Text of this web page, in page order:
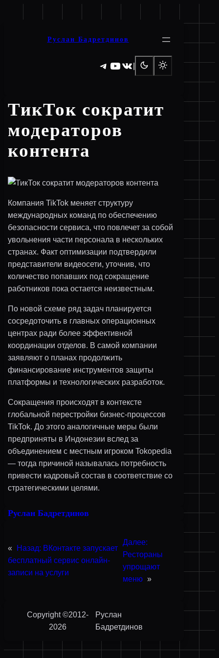
Руслан Бадретдинов
Telegram YouTube ВКонтакте |
ТикТок сократит
модераторов
контента
Компания TikTok меняет структуру
международных команд по обеспечению
безопасности сервиса, что повлечет за собой
увольнения части персонала в нескольких
странах. Факт оптимизации подтвердили
представители видеосети, уточнив, что
количество попавших под сокращение
работников пока остается неизвестным.
По новой схеме ряд задач планируется
сосредоточить в главных операционных
центрах ради более эффективной
координации отделов. В самой компании
заявляют о планах продолжить
финансирование инструментов защиты
платформы и технологических разработок.
Сокращения происходят в контексте
глобальной перестройки бизнес-процессов
TikTok. До этого аналогичные меры были
предприняты в Индонезии вслед за
объединением с местным игроком Tokopedia
— тогда причиной называлась потребность
привести кадровый состав в соответствие со
стратегическими целями.
Руслан Бадретдинов
« Назад: ВКонтакте запускает
бесплатный сервис онлайн-
записи на услуги
Далее:
Рестораны
упрощают
меню »
Copyright ©2012-
2026
Руслан
Бадретдинов